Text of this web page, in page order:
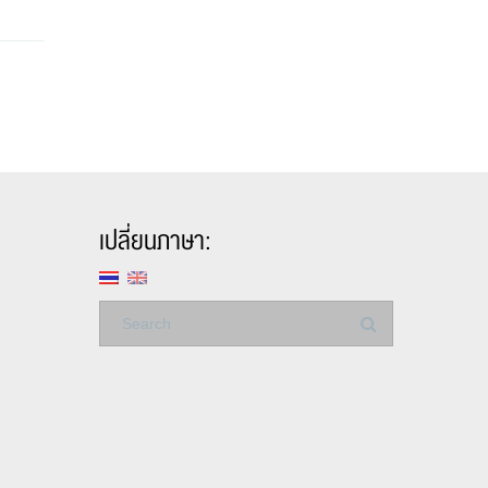
เปลี่ยนภาษา: